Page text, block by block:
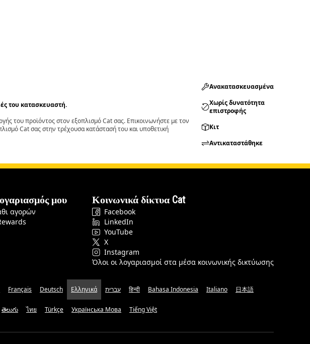
του κατασκευαστή.
του προϊόντος στον εξοπλισμό Cat σας. Επικοινωνήστε με τον
Cat σας στην τρέχουσα κατάστασή του και υποθετική
Ανακατασκευασμένα
Χωρίς δυνατότητα
επιστροφής
Κιτ
Αντικαταστάθηκε
μου
αγορών
Κοινωνικά δίκτυα Cat
Facebook
LinkedIn
YouTube
X
Instagram
Όλοι οι λογαριασμοί στα μέσα κοινωνικής δικτύωσης
Français Deutsch Ελληνικά עברית हिन्दी Bahasa Indonesia Italiano 日本語
తెలుగు ไทย Türkçe Українська Мова Tiếng Việt